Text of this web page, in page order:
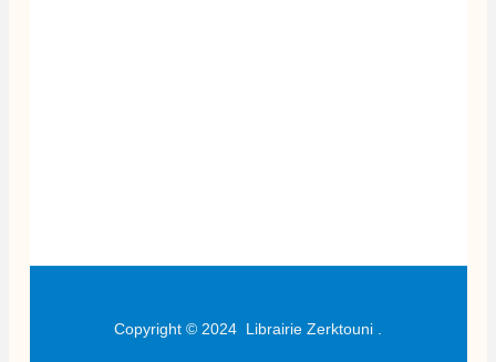
Copyright © 2024 Librairie Zerktouni